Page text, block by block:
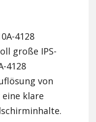
4128
große IPS-
4128
von
eine klare